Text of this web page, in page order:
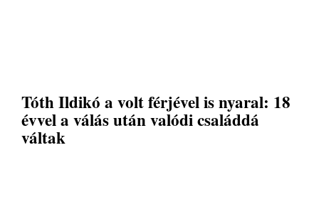
Tóth Ildikó a volt férjével is nyaral: 18
évvel a válás után valódi családdá
váltak